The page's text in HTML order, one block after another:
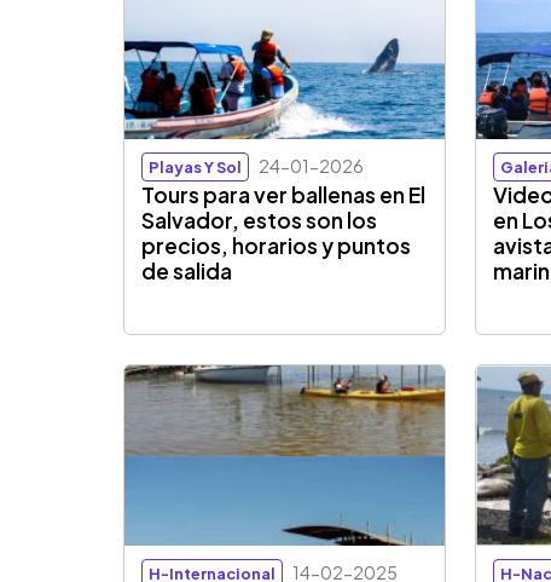
Playas Y Sol 24-01-2026
Tours para ver ballenas en El
Salvador, estos son los
precios, horarios y puntos
de salida
en
H-Internacional 14-02-2025 H-